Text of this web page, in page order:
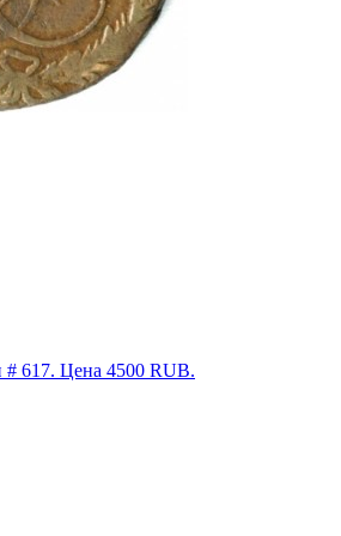
# 617. Цена 4500 RUB.